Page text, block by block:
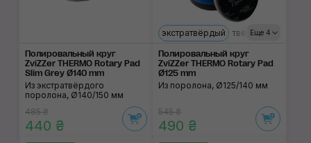
Полировальный круг
ZviZZer THERMO Rotary Pad
Slim Grey Ø140 mm
Из экстратвёрдого
поролона, Ø140/150 мм
485 ₴
440 ₴
Еще 4
экстратвёрдый твёрдый мягкий
Полировальный круг
ZviZZer THERMO Rotary Pad
Ø125 mm
Из поролона, Ø125/140 мм
545 ₴
490 ₴